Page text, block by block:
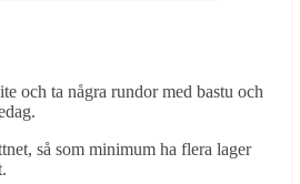
och ta några rundor med bastu och
så som minimum ha flera lager